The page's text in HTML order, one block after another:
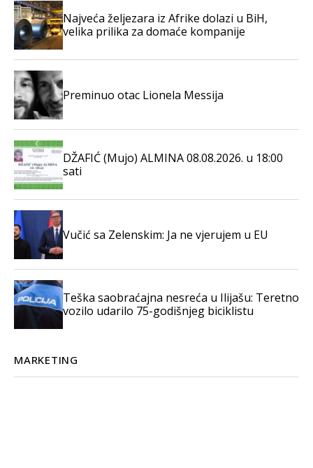
Najveća željezara iz Afrike dolazi u BiH,
velika prilika za domaće kompanije
Preminuo otac Lionela Messija
DŽAFIĆ (Mujo) ALMINA 08.08.2026. u 18:00
sati
Vučić sa Zelenskim: Ja ne vjerujem u EU
Teška saobraćajna nesreća u Ilijašu: Teretno
vozilo udarilo 75-godišnjeg biciklistu
MARKETING